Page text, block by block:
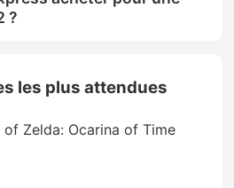
?
les plus attendues
of Zelda: Ocarina of Time